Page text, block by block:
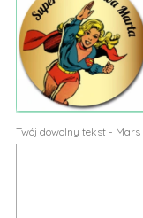
Twój dowolny tekst - Mars